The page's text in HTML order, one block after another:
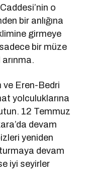
o
bir anlığına
girmeye
bir müze
ve Eren-Bedri
yolculuklarına
12 Temmuz
devam
yeniden
devam
iyi seyirler